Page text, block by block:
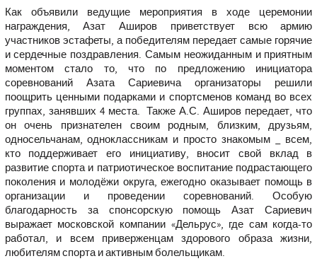
Как объявили ведущие мероприятия в ходе церемонии
награждения, Азат Аширов приветствует всю армию
участников эстафеты, а победителям передает самые горячие
и сердечные поздравления. Самым неожиданным и приятным
моментом стало то, что по предложению инициатора
соревнований Азата Сариевича организаторы решили
поощрить ценными подарками и спортсменов команд во всех
группах, занявших 4 места. Также А.С. Аширов передает, что
он очень признателен своим родным, близким, друзьям,
односельчанам, одноклассникам и просто знакомым _ всем,
кто поддерживает его инициативу, вносит свой вклад в
развитие спорта и патриотическое воспитание подрастающего
поколения и молодёжи округа, ежегодно оказывает помощь в
организации и проведении соревнований. Особую
благодарность за спонсорскую помощь Азат Сариевич
выражает московской компании «Дельрус», где сам когда-то
работал, и всем приверженцам здорового образа жизни,
любителям спорта и активным болельщикам.